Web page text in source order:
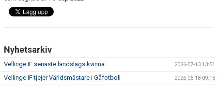
Nyhetsarkiv
Vellinge IF senaste landslags kvinna. 2026-07-13 13:51
Vellinge IF tjejer Världsmästare i Gåfotboll 2026-06-18 09:15